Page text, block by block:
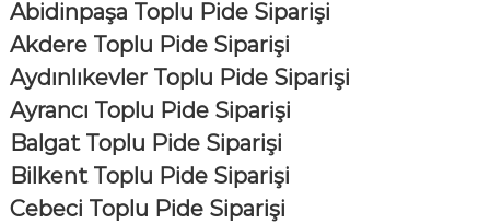
Abidinpaşa Toplu Pide Siparişi
Akdere Toplu Pide Siparişi
Aydınlıkevler Toplu Pide Siparişi
Ayrancı Toplu Pide Siparişi
Balgat Toplu Pide Siparişi
Bilkent Toplu Pide Siparişi
Cebeci Toplu Pide Siparişi